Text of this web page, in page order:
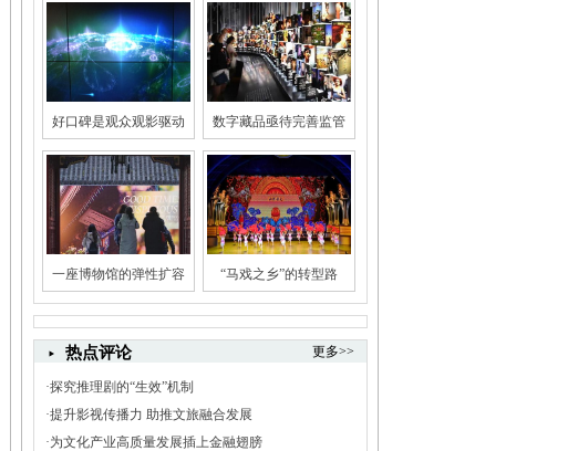
好口碑是观众观影驱动 数字藏品亟待完善监管
一座博物馆的弹性扩容 “马戏之乡”的转型路
热点评论 更多>>
·探究推理剧的“生效”机制
·提升影视传播力 助推文旅融合发展
·为文化产业高质量发展插上金融翅膀